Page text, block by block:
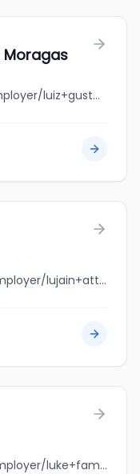
Moragas
jobbank.gc.ca/browsejobs/employer/luiz+gustavo+braga+moragas/ca
jobbank.gc.ca/browsejobs/employer/lujain+attar/ca
jobbank.gc.ca/browsejobs/employer/luke+family/ca